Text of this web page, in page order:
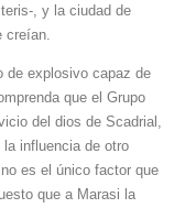
, y la ciudad de
creían.
de explosivo capaz de
que el Grupo
del dios de Scadrial,
influencia de otro
es el único factor que
que a Marasi la